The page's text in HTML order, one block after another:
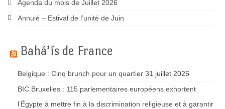
Agenda du mois de Juillet 2026
Annulé – Estival de l’unité de Juin
Bahá’ís de France
Belgique : Cinq brunch pour un quartier 31 juillet 2026
BIC Bruxelles : 115 parlementaires européens exhortent
l’Égypte à mettre fin à la discrimination religieuse et à garantir